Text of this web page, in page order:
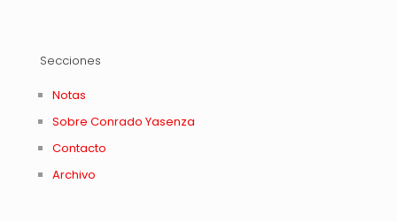
Secciones
Notas
Sobre Conrado Yasenza
Contacto
Archivo